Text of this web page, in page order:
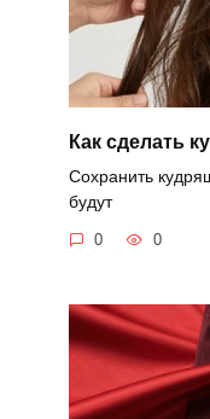
Как сделать
Сохранить
будут
0 0